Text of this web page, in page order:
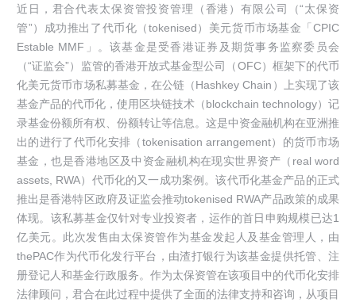
近日，君合代表太保资管投资管理（香港）有限公司（“太保资
管”）成功推出了代币化（tokenised）美元货币市场基金「CPIC
Estable MMF」。该基金是受香港证券及期货事务监察委员会
（“证监会”）监管的香港开放式基金型公司（OFC）框架下的代币
化美元货币市场私募基金，在公链（Hashkey Chain）上实现了该
基金产品的代币化，使用区块链技术（blockchain technology）记
录基金份额所有权、份额转让等信息。这是中资金融机构在亚洲推
出的进行了代币化安排（tokenisation arrangement）的货币市场
基金，也是香港地区及中资金融机构在现实世界资产（real word
assets, RWA）代币化的又一成功案例。该代币化基金产品的正式
推出是香港特区政府及证监会推动tokenised RWA产品政策的成果
体现。该私募基金仅针对专业投资者，运作的首日申购规模已达1
亿美元。此次发售由太保资管作为基金发起人及基金管理人，由
thePAC作为代币化发行平台，由渣打银行为该基金提供托管、注
册登记人和基金行政服务。作为太保资管在该项目中的代币化安排
法律顾问，君合在此过程中提供了全面的法律支持和咨询，从项目